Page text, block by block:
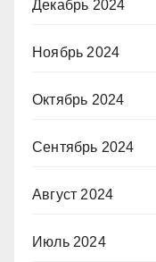
Декабрь 2024
Ноябрь 2024
Октябрь 2024
Сентябрь 2024
Август 2024
Июль 2024